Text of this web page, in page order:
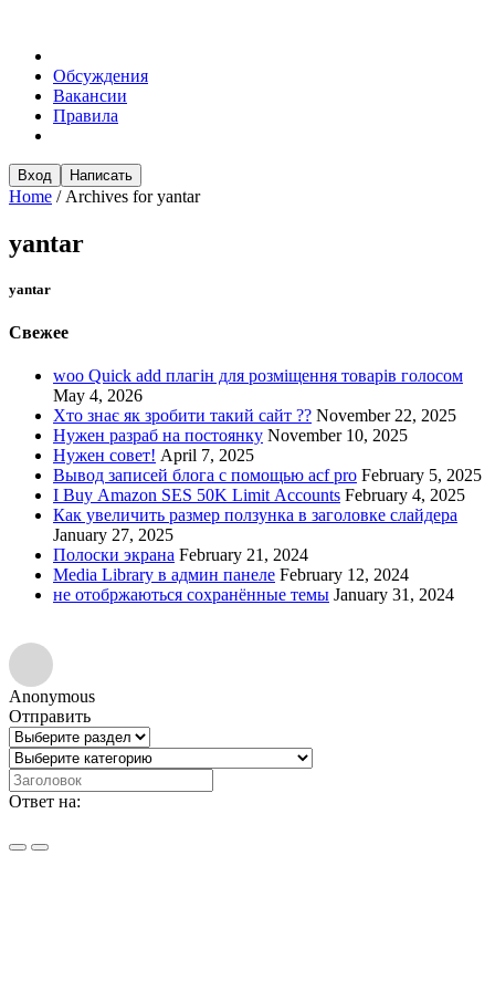
Обсуждения
Вакансии
Правила
Вход Написать
Home / Archives for yantar
yantar
yantar
Свежее
woo Quick add плагін для розміщення товарів голосом
May 4, 2026
Хто знає як зробити такий сайт ?? November 22, 2025
Нужен разраб на постоянку November 10, 2025
Нужен совет! April 7, 2025
Вывод записей блога с помощью acf pro February 5, 2025
I Buy Amazon SES 50K Limit Accounts February 4, 2025
Как увеличить размер ползунка в заголовке слайдера
January 27, 2025
Полоски экрана February 21, 2024
Media Library в админ панеле February 12, 2024
не отобржаються сохранённые темы January 31, 2024
Anonymous
Отправить
Ответ на: